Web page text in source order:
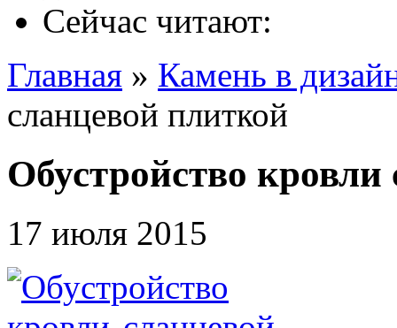
Сейчас читают:
Главная » Камень в
сланцевой плиткой
Обустройство
17 июля 2015